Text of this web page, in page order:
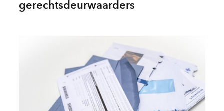
gerechtsdeurwaarders